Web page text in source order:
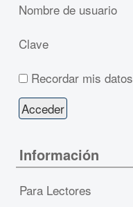
Nombre de usuario
Clave
Recordar mis datos
Información
Para Lectores